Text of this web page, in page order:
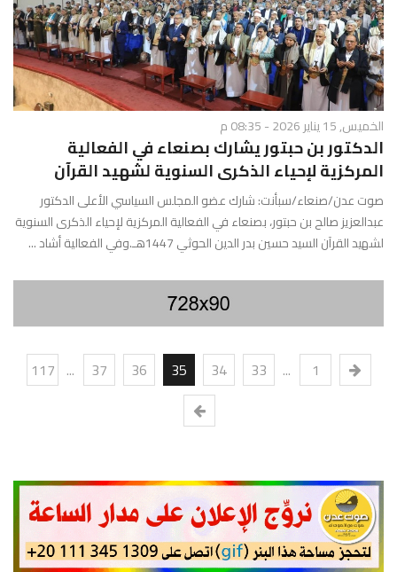
الخميس, 15 يناير 2026 - 08:35 م
الدكتور بن حبتور يشارك بصنعاء في الفعالية
المركزية لإحياء الذكرى السنوية لشهيد القرآن
صوت عدن/صنعاء/سبأنت: شارك عضو المجلس السياسي الأعلى الدكتور
عبدالعزيز صالح بن حبتور، بصنعاء في الفعالية المركزية لإحياء الذكرى السنوية
لشهيد القرآن السيد حسين بدر الدين الحوثي 1447هـ.وفي الفعالية أشاد ...
1
...
33
34
35
36
37
...
117